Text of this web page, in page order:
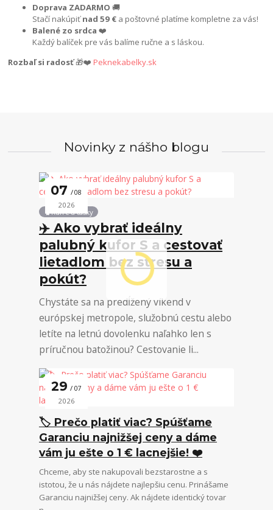
Doprava ZADARMO 🚚
Stačí nakúpiťnad 59 € a poštovné platíme kompletne za vás!
Balené zo srdca ❤️
Každý balíček pre vás balíme ručne a s láskou.
Rozbaľ si radosť🎁❤️ Peknekabelky.sk
Novinky z nášho blogu
07 08
2026
🧳Kufre a tašky
✈️ Ako vybrať ideálny
palubný kufor S a cestovať
lietadlom bez stresu a
pokút?
Chystáte sa na predĺžený víkend v
európskej metropole, služobnú cestu alebo
letíte na letnú dovolenku naľahko len s
príručnou batožinou? Cestovanie li...
29 07
2026
🏷️ Prečo platiť viac? Spúšťame
Garanciu najnižšej ceny a dáme
vám ju ešte o 1 € lacnejšie! ❤️
Chceme, aby ste nakupovali bezstarostne a s
istotou, že u nás nájdete najlepšiu cenu. Prinášame
Garanciu najnižšej ceny. Ak nájdete identický tovar